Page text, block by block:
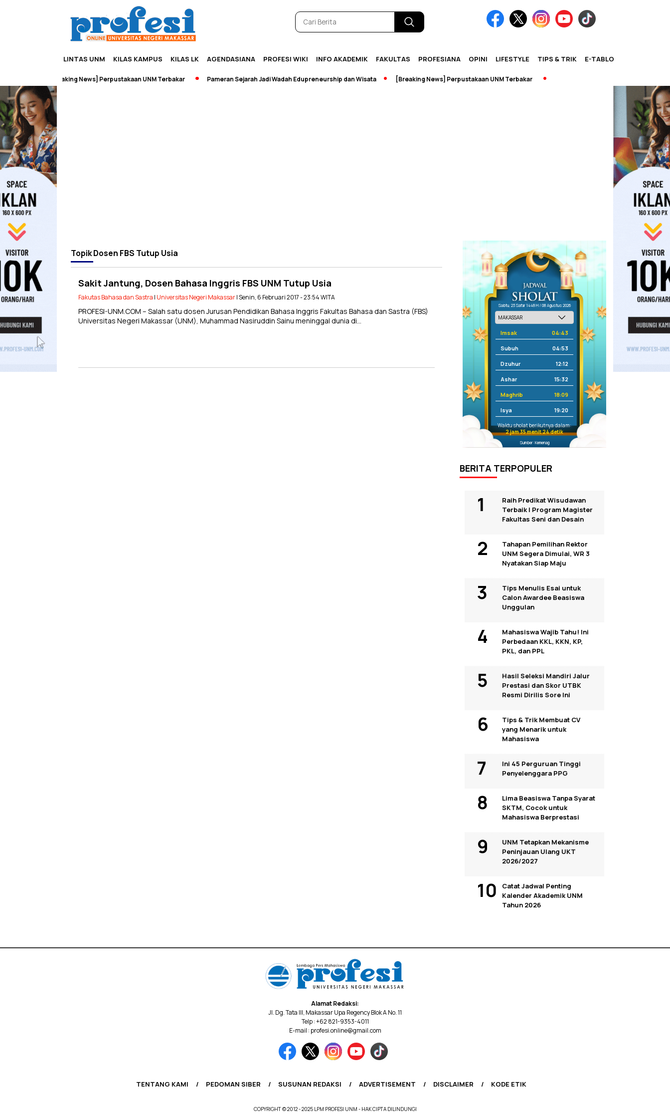
LINTAS UNM KILAS KAMPUS KILAS LK AGENDASIANA PROFESI WIKI INFO AKADEMIK FAKULTAS PROFESIANA OPINI LIFESTYLE TIPS & TRIK E-TABLOID
[Breaking News] Perpustakaan UNM Terbakar Pameran Sejarah Jadi Wadah Edupreneurship dan Wisata [Breaking News] Perpustakaan UNM Terbakar
TopikDosen FBS Tutup Usia
Sakit Jantung, Dosen Bahasa Inggris FBS UNM Tutup Usia
Fakutas Bahasa dan Sastra | Universitas Negeri Makassar| Senin, 6 Februari 2017 - 23:54 WITA
PROFESI-UNM.COM – Salah satu dosen Jurusan Pendidikan Bahasa Inggris Fakultas Bahasa dan Sastra (FBS)
Universitas Negeri Makassar (UNM), Muhammad Nasiruddin Sainu meninggal dunia di…
Sabtu, 23 Safar 1448 H / 08 Agustus 2026
Imsak 04:43
Subuh 04:53
Dzuhur 12:12
Ashar 15:32
Maghrib 18:09
Isya 19:20
Waktu sholat berikutnya dalam:
2 jam 35 menit 24 detik
Sumber: Kemenag
BERITA TERPOPULER
Raih Predikat Wisudawan
Terbaik I Program Magister
Fakultas Seni dan Desain
Tahapan Pemilihan Rektor
UNM Segera Dimulai, WR 3
Nyatakan Siap Maju
Tips Menulis Esai untuk
Calon Awardee Beasiswa
Unggulan
Mahasiswa Wajib Tahu! Ini
Perbedaan KKL, KKN, KP,
PKL, dan PPL
Hasil Seleksi Mandiri Jalur
Prestasi dan Skor UTBK
Resmi Dirilis Sore Ini
Tips & Trik Membuat CV
yang Menarik untuk
Mahasiswa
Ini 45 Perguruan Tinggi
Penyelenggara PPG
Lima Beasiswa Tanpa Syarat
SKTM, Cocok untuk
Mahasiswa Berprestasi
UNM Tetapkan Mekanisme
Peninjauan Ulang UKT
2026/2027
Catat Jadwal Penting
Kalender Akademik UNM
Tahun 2026
Alamat Redaksi:
Jl. Dg. Tata III, Makassar Upa Regency Blok A No. 11
Telp : +62 821-9353-4011
E-mail : profesi.online@gmail.com
TENTANG KAMI PEDOMAN SIBER SUSUNAN REDAKSI ADVERTISEMENT DISCLAIMER KODE ETIK
COPYRIGHT © 2012 - 2025 LPM PROFESI UNM - HAK CIPTA DILINDUNGI